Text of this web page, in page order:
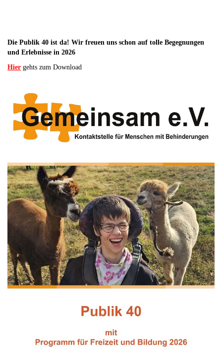
Die Publik 40 ist da! Wir freuen uns schon auf tolle Begegnungen
und Erlebnisse in 2026
Hier gehts zum Download